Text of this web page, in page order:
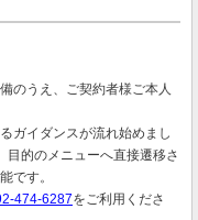
のうえ、ご契約者様ご本人
ガイダンスが流れ始めまし
的のメニューへ直接遷移さ
です。
474-6287をご利用くださ